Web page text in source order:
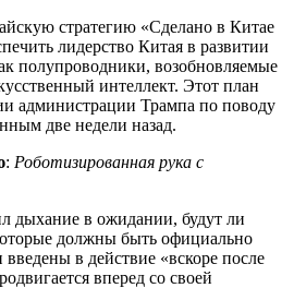
стратегию «Сделано в Китае
лидерство Китая в развитии
полупроводники, возобновляемые
интеллект. Этот план
администрации Трампа по поводу
две недели назад.
: Роботизированная рука с
дыхание в ожидании, будут ли
должны быть официально
в действие «вскоре после
вперед со своей